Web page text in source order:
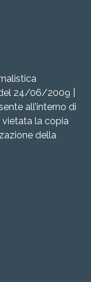
24/06/2009 |
all’interno di
la copia
della